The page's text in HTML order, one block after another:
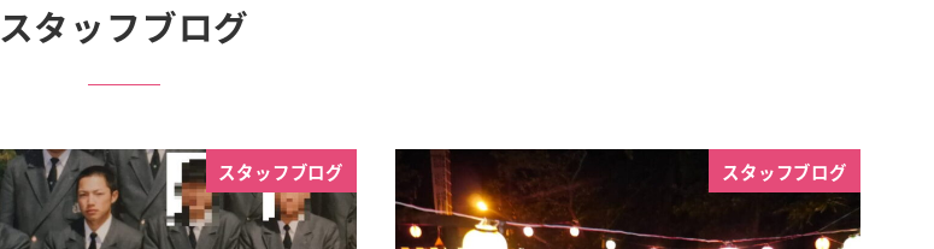
スタッフブログ
スタッフブログ スタッフブログ